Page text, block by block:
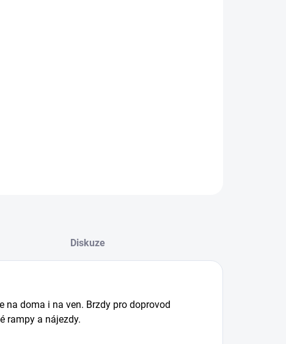
Diskuze
na doma i na ven. Brzdy pro doprovod
rampy a nájezdy.